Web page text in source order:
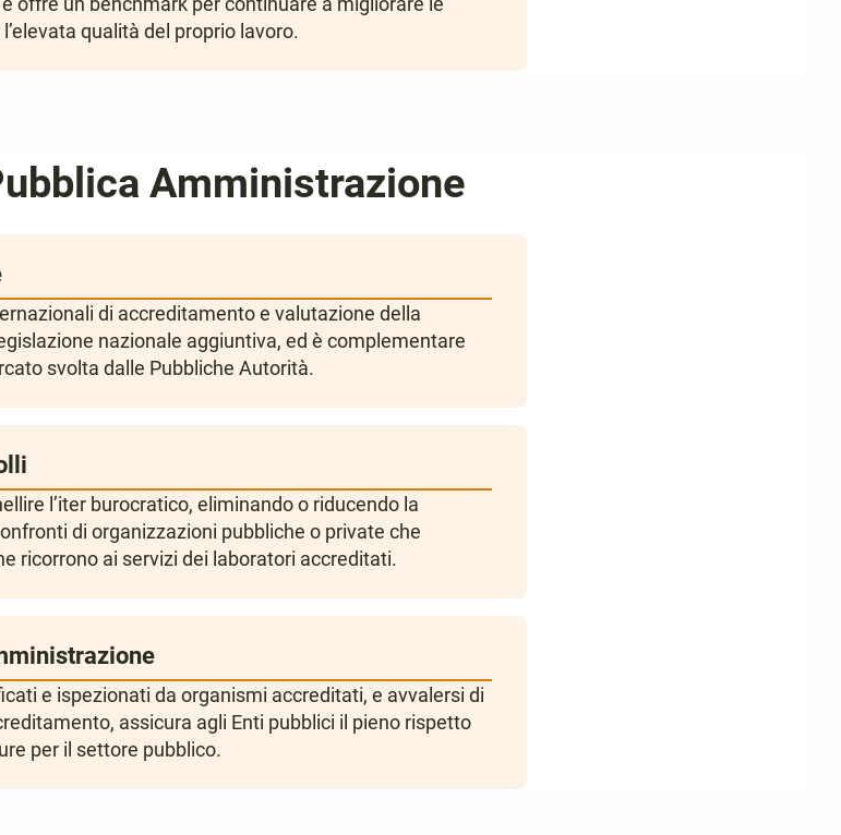
qualità del proprio lavoro.
Amministrazione
di accreditamento e valutazione della
nazionale aggiuntiva, ed è complementare
svolta dalle Pubbliche Autorità.
l’iter burocratico, eliminando o riducendo la
di organizzazioni pubbliche o private che
ricorrono ai servizi dei laboratori accreditati.
e ispezionati da organismi accreditati, e avvalersi di
assicura agli Enti pubblici il pieno rispetto
per il settore pubblico.